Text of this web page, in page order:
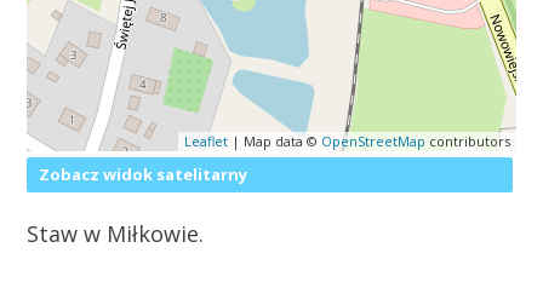
Leaflet| Map data © OpenStreetMap contributors
Zobacz widok satelitarny
Staw w Miłkowie.